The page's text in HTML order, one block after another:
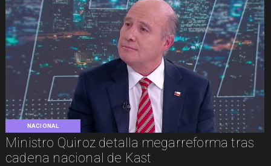
NACIONAL
Ministro Quiroz detalla megarreforma tras
cadena nacional de Kast